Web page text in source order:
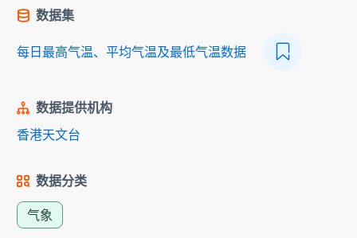
数据集
每日最高气温、平均气温及最低气温数据
数据提供机构
香港天文台
数据分类
气象